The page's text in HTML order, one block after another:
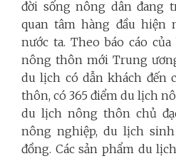
đời sống nông dân đang
quan tâm hàng đầu hiện
nước ta. Theo báo cáo
nông thôn mới Trung
du lịch có dẫn khách đến
thôn, có 365 điểm du lịch
du lịch nông thôn chủ
nông nghiệp, du lịch
đồng. Các sản phẩm du